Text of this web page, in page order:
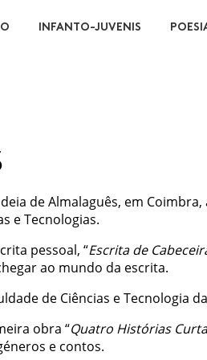
INFANTO-JUVENIS
de Almalaguês, em
e Tecnologias.
pessoal, “Escrita de
ao mundo da escrita.
de Ciências e Tecnologia
obra “Quatro Histórias
e contos.